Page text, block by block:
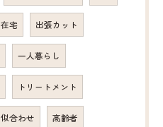
在宅 出張カット
一人暮らし
トリートメント
似合わせ 高齢者